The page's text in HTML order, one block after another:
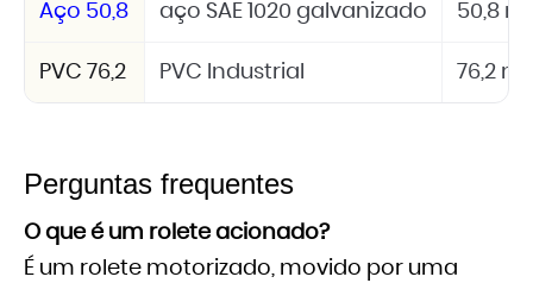
Aço 50,8 aço SAE 1020 galvanizado 50,8
PVC 76,2 PVC Industrial 76,2
Perguntas frequentes
O que é um rolete acionado?
É um rolete motorizado, movido por uma